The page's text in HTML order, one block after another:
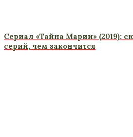
Сериал «Тайна Марии» (2019):
серий, чем закончится